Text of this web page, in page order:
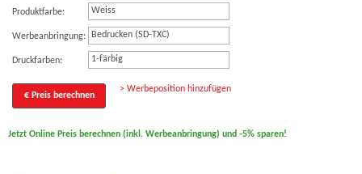
Produktfarbe: Weiss
Werbeanbringung: Bedrucken (SD-TXC)
Druckfarben: 1-färbig
€ Preis berechnen
> Werbeposition hinzufügen
Jetzt Online Preis berechnen (inkl. Werbeanbringung) und -5% sparen!